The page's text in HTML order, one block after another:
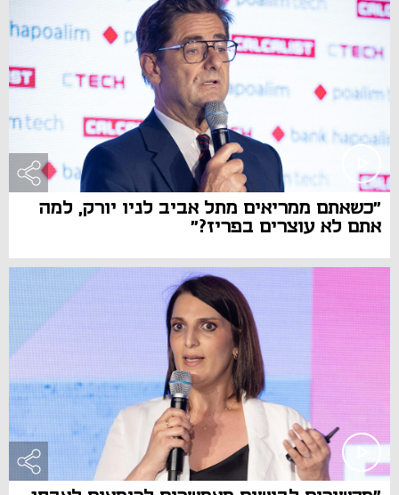
"כשאתם ממריאים מתל אביב לניו יורק, למה
אתם לא עוצרים בפריז?"